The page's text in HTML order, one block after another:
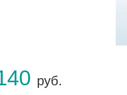
руб.